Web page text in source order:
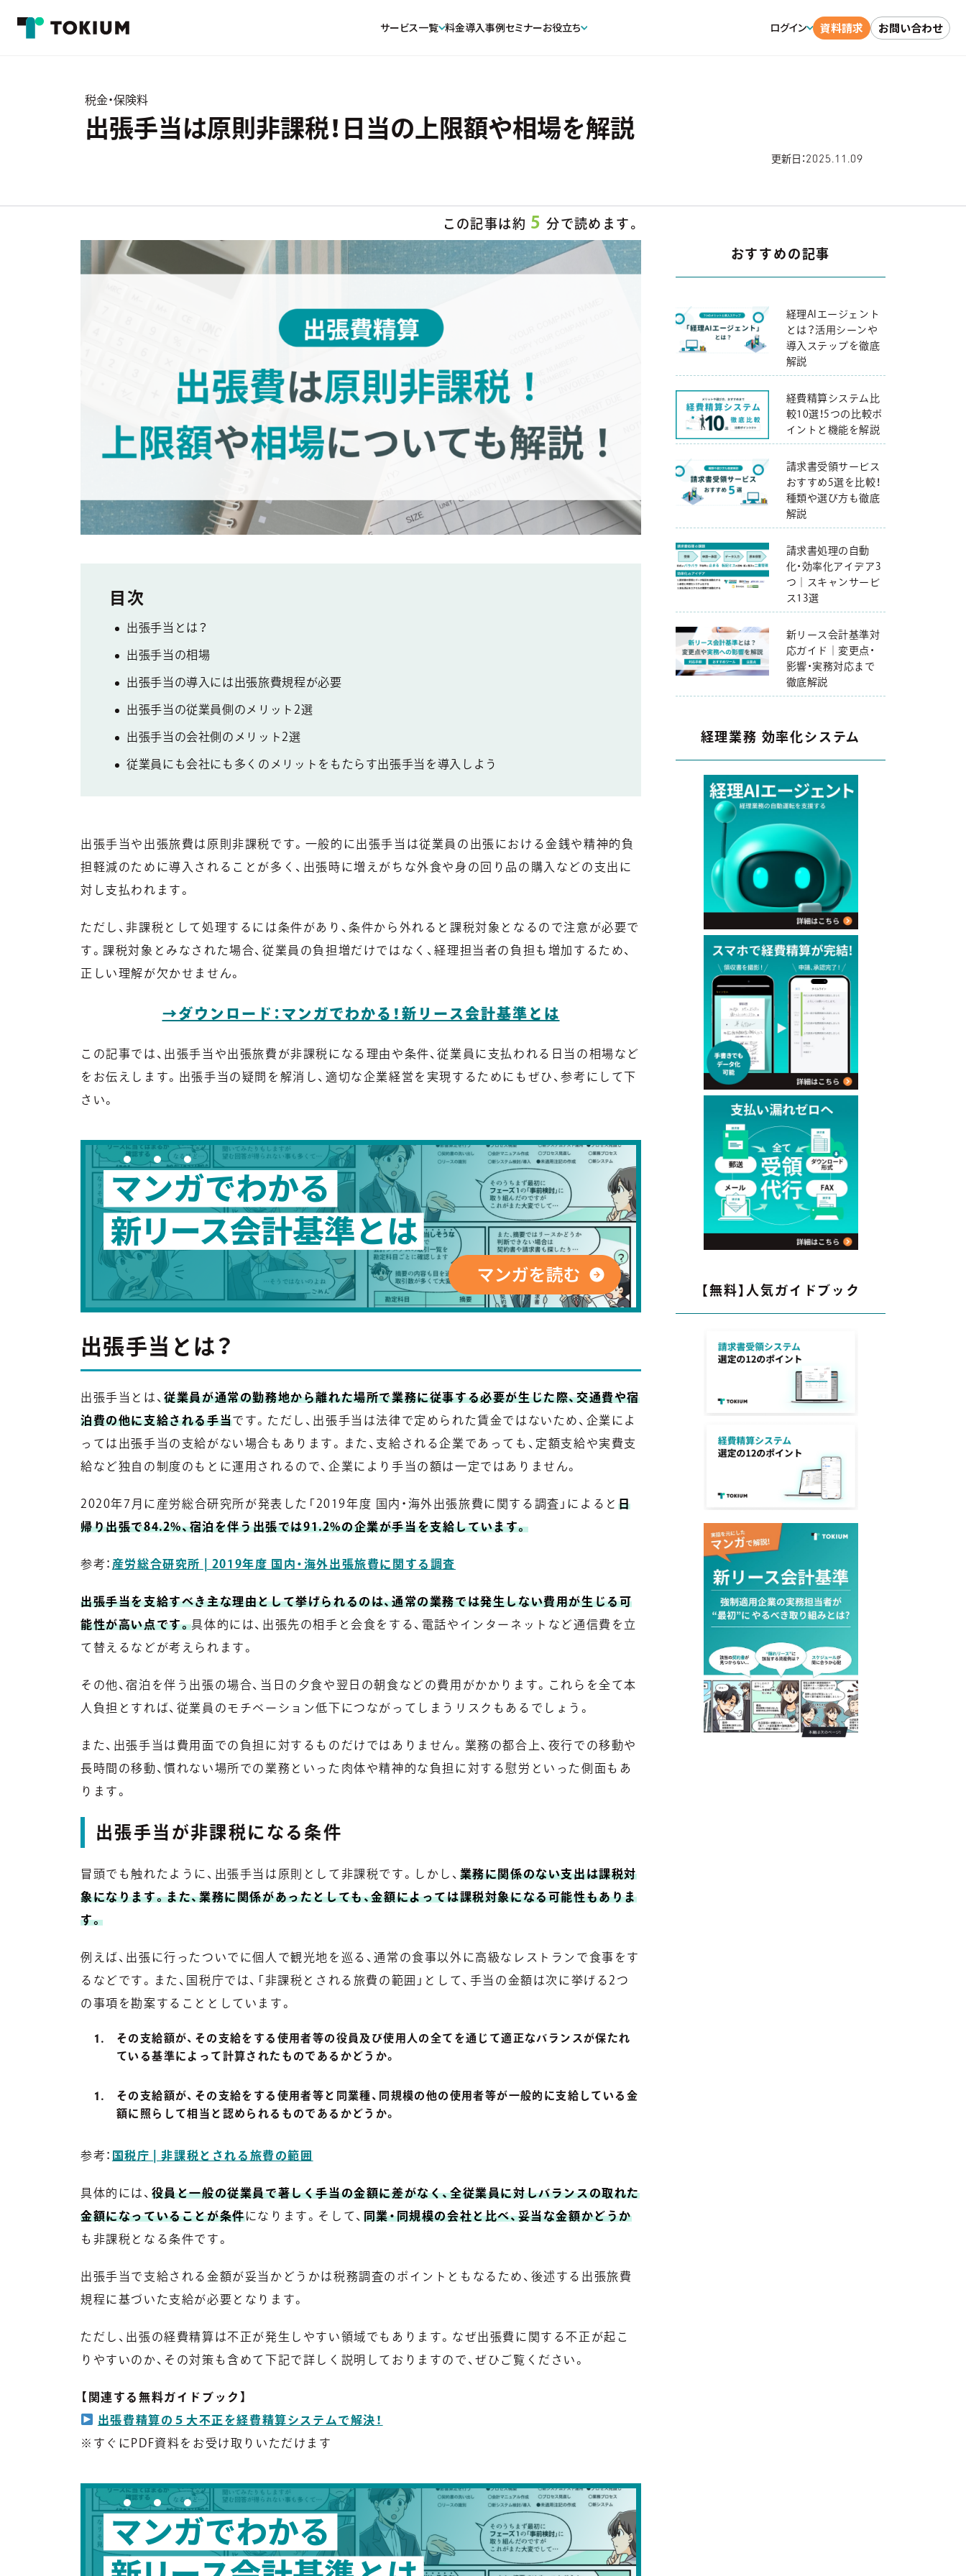
サービス一覧 料金導入事例セミナーお役立ち ログイン 資料請求 お問い合わせ
税金・保険料
出張手当は原則非課税！日当の上限額や相場を解説
更新日： 2025.11.09
この記事は約 5分で読めます。
出張手当とは？
出張手当の相場
出張手当の導入には出張旅費規程が必要
出張手当の従業員側のメリット2選
出張手当の会社側のメリット2選
従業員にも会社にも多くのメリットをもたらす出張手当を導入しよう
出張手当や出張旅費は原則非課税です。一般的に出張手当は従業員の出張における金銭や精神的負
担軽減のために導入されることが多く、出張時に増えがちな外食や身の回り品の購入などの支出に
対し支払われます。
ただし、非課税として処理するには条件があり、条件から外れると課税対象となるので注意が必要で
す。課税対象とみなされた場合、従業員の負担増だけではなく、経理担当者の負担も増加するため、
正しい理解が欠かせません。
→ダウンロード：マンガでわかる！新リース会計基準とは
この記事では、出張手当や出張旅費が非課税になる理由や条件、従業員に支払われる日当の相場など
をお伝えします。出張手当の疑問を解消し、適切な企業経営を実現するためにもぜひ、参考にして下
さい。
出張手当とは？
出張手当とは、従業員が通常の勤務地から離れた場所で業務に従事する必要が生じた際、交通費や宿
泊費の他に支給される手当です。ただし、出張手当は法律で定められた賃金ではないため、企業によ
っては出張手当の支給がない場合もあります。また、支給される企業であっても、定額支給や実費支
給など独自の制度のもとに運用されるので、企業により手当の額は一定ではありません。
2020年7月に産労総合研究所が発表した「2019年度 国内・海外出張旅費に関する調査」によると 日
帰り出張で84.2%、宿泊を伴う出張では91.2%の企業が手当を支給しています。
参考： 産労総合研究所 | 2019年度 国内・海外出張旅費に関する調査
出張手当を支給すべき主な理由として挙げられるのは、通常の業務では発生しない費用が生じる可
能性が高い点です。具体的には、出張先の相手と会食をする、電話やインターネットなど通信費を立
て替えるなどが考えられます。
その他、宿泊を伴う出張の場合、当日の夕食や翌日の朝食などの費用がかかります。これらを全て本
人負担とすれば、従業員のモチベーション低下につながってしまうリスクもあるでしょう。
また、出張手当は費用面での負担に対するものだけではありません。業務の都合上、夜行での移動や
長時間の移動、慣れない場所での業務といった肉体や精神的な負担に対する慰労といった側面もあ
ります。
出張手当が非課税になる条件
冒頭でも触れたように、出張手当は原則として非課税です。しかし、 業務に関係のない支出は課税対
象になります。また、業務に関係があったとしても、金額によっては課税対象になる可能性もありま
す。
例えば、出張に行ったついでに個人で観光地を巡る、通常の食事以外に高級なレストランで食事をす
るなどです。また、国税庁では、「非課税とされる旅費の範囲」として、手当の金額は次に挙げる2つ
の事項を勘案することとしています。
その支給額が、その支給をする使用者等の役員及び使用人の全てを通じて適正なバランスが保たれ
ている基準によって計算されたものであるかどうか。
その支給額が、その支給をする使用者等と同業種、同規模の他の使用者等が一般的に支給している金
額に照らして相当と認められるものであるかどうか。
参考： 国税庁 | 非課税とされる旅費の範囲
具体的には、 役員と一般の従業員で著しく手当の金額に差がなく、全従業員に対しバランスの取れた
金額になっていることが条件になります。そして、 同業・同規模の会社と比べ、妥当な金額かどうか
も非課税となる条件です。
出張手当で支給される金額が妥当かどうかは税務調査のポイントともなるため、後述する出張旅費
規程に基づいた支給が必要となります。
ただし、出張の経費精算は不正が発生しやすい領域でもあります。なぜ出張費に関する不正が起こ
りやすいのか、その対策も含めて下記で詳しく説明しておりますので、ぜひご覧ください。
【関連する無料ガイドブック】
出張費精算の５大不正を経費精算システムで解決！
※すぐにPDF資料をお受け取りいただけます
おすすめの記事
経理AIエージェント
とは？活用シーンや
導入ステップを徹底
解説
経費精算システム比
較10選！5つの比較ポ
イントと機能を解説
請求書受領サービス
おすすめ5選を比較！
種類や選び方も徹底
解説
請求書処理の自動
化・効率化アイデア3
つ｜スキャンサービ
ス13選
新リース会計基準対
応ガイド｜変更点・
影響・実務対応まで
徹底解説
経理業務 効率化システム
【無料】人気ガイドブック